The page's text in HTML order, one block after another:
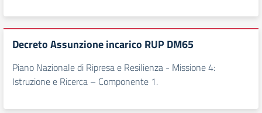
Decreto Assunzione incarico RUP DM65
Piano Nazionale di Ripresa e Resilienza - Missione 4:
Istruzione e Ricerca – Componente 1.